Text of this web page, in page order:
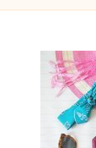
ออนไลน์
คน
รัก
การ
ช็อป